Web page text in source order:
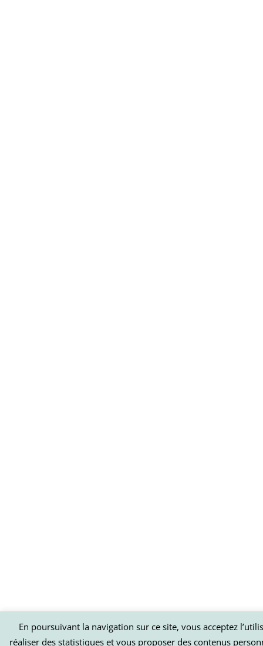
En poursuivant la navigation sur ce site, vous acceptez
réaliser des statistiques et vous proposer des contenus